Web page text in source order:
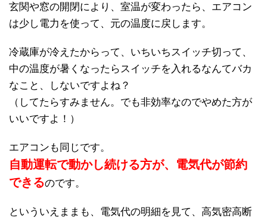
玄関や窓の開閉により、室温が変わったら、エアコン
は少し電力を使って、元の温度に戻します。
冷蔵庫が冷えたからって、いちいちスイッチ切って、
中の温度が暑くなったらスイッチを入れるなんてバカ
なこと、しないですよね？
（してたらすみません。でも非効率なのでやめた方が
いいですよ！）
エアコンも同じです。
自動運転で動かし続ける方が、電気代が節約
できるのです。
といういえままも、電気代の明細を見て、高気密高断